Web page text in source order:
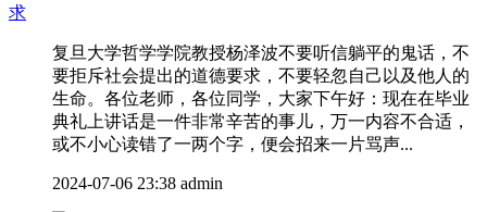
求
复旦大学哲学学院教授杨泽波不要听信躺平的鬼话，不
要拒斥社会提出的道德要求，不要轻忽自己以及他人的
生命。各位老师，各位同学，大家下午好：现在在毕业
典礼上讲话是一件非常辛苦的事儿，万一内容不合适，
或不小心读错了一两个字，便会招来一片骂声...
2024-07-06 23:38 admin